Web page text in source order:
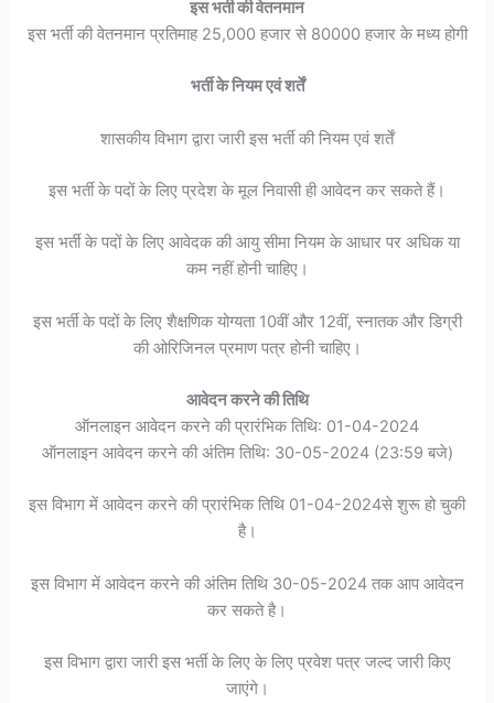
इस भर्ती की वेतनमान
इस भर्ती की वेतनमान प्रतिमाह 25,000 हजार से 80000 हजार के मध्य होगी
भर्ती के नियम एवं शर्तें
शासकीय विभाग द्वारा जारी इस भर्ती की नियम एवं शर्तें
इस भर्ती के पदों के लिए प्रदेश के मूल निवासी ही आवेदन कर सकते हैं।
इस भर्ती के पदों के लिए आवेदक की आयु सीमा नियम के आधार पर अधिक या
कम नहीं होनी चाहिए।
इस भर्ती के पदों के लिए शैक्षणिक योग्यता 10वीं और 12वीं, स्नातक और डिग्री
की ओरिजिनल प्रमाण पत्र होनी चाहिए।
आवेदन करने की तिथि
ऑनलाइन आवेदन करने की प्रारंभिक तिथि: 01-04-2024
ऑनलाइन आवेदन करने की अंतिम तिथि: 30-05-2024 (23:59 बजे)
इस विभाग में आवेदन करने की प्रारंभिक तिथि 01-04-2024से शुरू हो चुकी
है।
इस विभाग में आवेदन करने की अंतिम तिथि 30-05-2024 तक आप आवेदन
कर सकते है।
इस विभाग द्वारा जारी इस भर्ती के लिए के लिए प्रवेश पत्र जल्द जारी किए
जाएंगे।